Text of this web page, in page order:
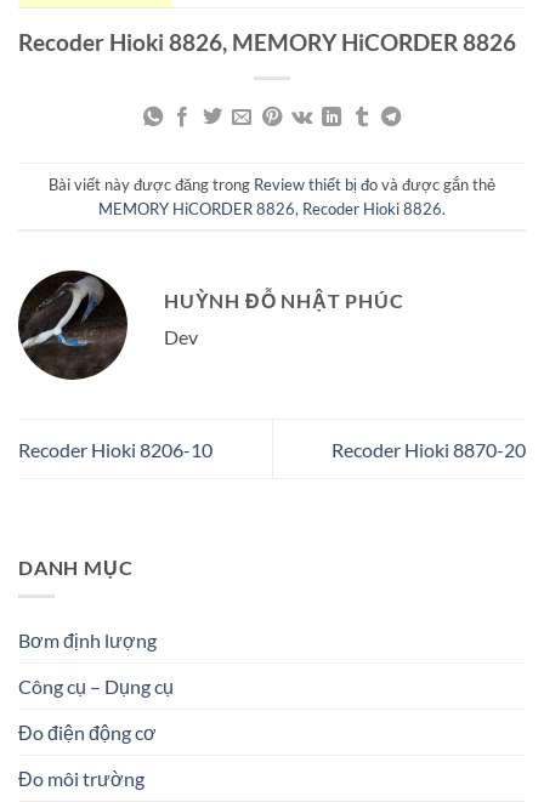
Recoder Hioki 8826, MEMORY HiCORDER 8826
Bài viết này được đăng trong Review thiết bị đovà được gắn thẻ
MEMORY HiCORDER 8826, Recoder Hioki 8826.
HUỲNH ĐỖ NHẬT PHÚC
Dev
Recoder Hioki 8206-10 Recoder Hioki 8870-20
DANH MỤC
Bơm định lượng
Công cụ – Dụng cụ
Đo điện động cơ
Đo môi trường